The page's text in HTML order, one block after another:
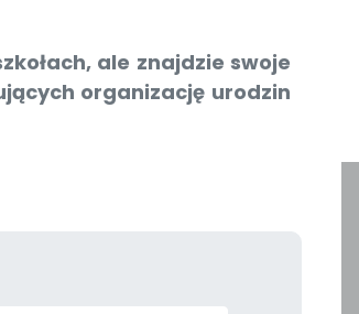
ale znajdzie swoje
organizację urodzin